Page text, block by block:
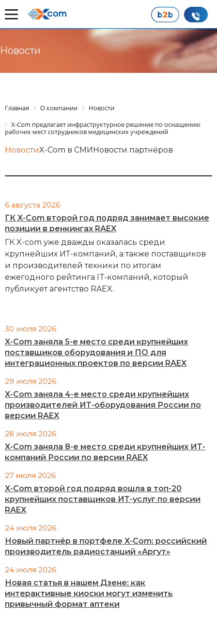
Новости
Главная О компании
Новости
X-Com предлагает инфраструктурное решение по оснащению
рабочих мест сотрудников медицинских учреждений
НовостиX-Com в СМИНовости партнёров
6 августа 2026
ГК X-Com второй год подряд занимает высокие
позиции в ренкингах RAEX
ГК X-com уже дважды оказалась среди
крупнейших ИТ-компаний, а также поставщиков
и производителей техники по итогам
ежегодного рейтинга IT-компаний, который
публикует агентство RAEX.
30 июля 2026
X-Com заняла 5-е место среди крупнейших
поставщиков оборудования и ПО для
интеграционных проектов по версии RAEX
29 июля 2026
X-Com заняла 4-е место среди крупнейших
производителей ИТ-оборудования России по
версии RAEX
28 июля 2026
X-Com заняла 8-е место среди крупнейших ИТ-
компаний России по версии RAEX
27 июля 2026
X-Com второй год подряд вошла в топ-20
крупнейших поставщиков ИТ-услуг по версии
RAEX
24 июля 2026
Новый партнёр в портфеле X-Com: российский
производитель радиостанций «Аргут»
24 июля 2026
Новая статья в нашем Дзене: как
интерактивные киоски могут изменить
привычный формат аптеки